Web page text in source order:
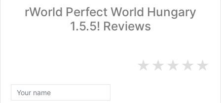
rWorld Perfect World Hungary
1.5.5! Reviews
★
★
★
★
★